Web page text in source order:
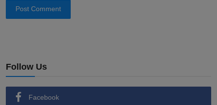
Post Comment
Follow Us
Facebook